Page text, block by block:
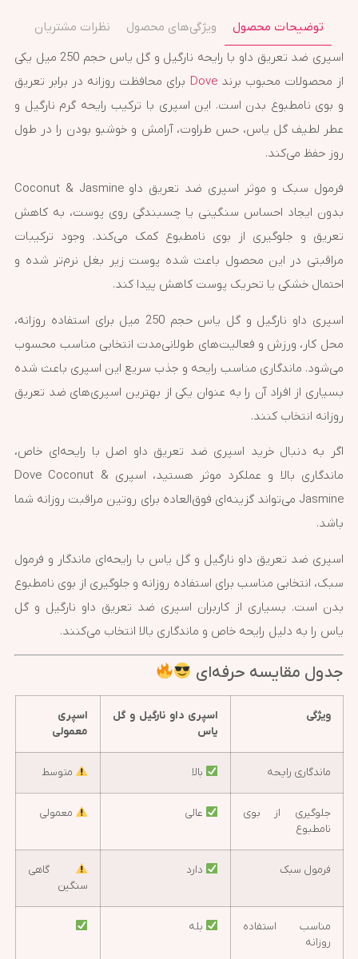
توضیحات محصول ویژگی‌های محصول
نظرات مشتریان
اسپری ضد تعریق داو با رایحه نارگیل و گل یاس حجم 250 میل یکی
از محصولات محبوب برندDove برای محافظت روزانه در برابر تعریق
و بوی نامطبوع بدن است. این اسپری با ترکیب رایحه گرم نارگیل و
عطر لطیف گل یاس، حس طراوت، آرامش و خوشبو بودن را در طول
روز حفظ می‌کند.
فرمول سبک و موثر اسپری ضد تعریق داو Coconut & Jasmine
بدون ایجاد احساس سنگینی یا چسبندگی روی پوست، به کاهش
تعریق و جلوگیری از بوی نامطبوع کمک می‌کند. وجود ترکیبات
مراقبتی در این محصول باعث شده پوست زیر بغل نرم‌تر شده و
احتمال خشکی یا تحریک پوست کاهش پیدا کند.
اسپری داو نارگیل و گل یاس حجم 250 میل برای استفاده روزانه،
محل کار، ورزش و فعالیت‌های طولانی‌مدت انتخابی مناسب محسوب
می‌شود. ماندگاری مناسب رایحه و جذب سریع این اسپری باعث شده
بسیاری از افراد آن را به عنوان یکی از بهترین اسپری‌های ضد تعریق
روزانه انتخاب کنند.
اگر به دنبال خرید اسپری ضد تعریق داو اصل با رایحه‌ای خاص،
ماندگاری بالا و عملکرد موثر هستید، اسپری Dove Coconut &
Jasmine می‌تواند گزینه‌ای فوق‌العاده برای روتین مراقبت روزانه شما
باشد.
اسپری ضد تعریق داو نارگیل و گل یاس با رایحه‌ای ماندگار و فرمول
سبک، انتخابی مناسب برای استفاده روزانه و جلوگیری از بوی نامطبوع
بدن است. بسیاری از کاربران اسپری ضد تعریق داو نارگیل و گل
یاس را به دلیل رایحه خاص و ماندگاری بالا انتخاب می‌کنند.
جدول مقایسه حرفه‌ای
ویژگی
اسپری داو نارگیل و گل
یاس
اسپری
معمولی
ماندگاری رایحه بالا متوسط
جلوگیری از بوی
نامطبوع
عالی معمولی
فرمول سبک دارد
گاهی
سنگین
مناسب استفاده
روزانه
بله